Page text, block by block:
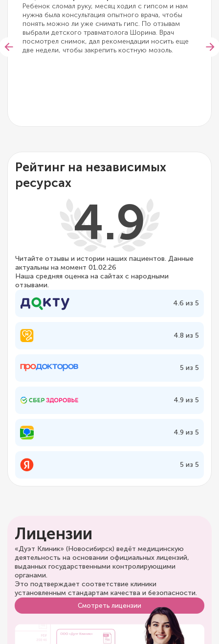
Ребенок сломал руку, месяц ходил с гипсом и нам
нужна была консультация опытного врача, чтобы
понять можно ли уже снимать гипс. По отзывам
выбрали детского травматолога Шорина. Врач
посмотрел снимок, дал рекомендации носить еще
две недели, чтобы закрепить костную мозоль.
Рейтинг на независимых
ресурсах
4.9
Читайте отзывы и истории наших пациентов. Данные
актуальны на момент 01.02.26
Наша средняя оценка на сайтах с народными
отзывами.
4.6 из 5
4.8 из 5
5 из 5
4.9 из 5
4.9 из 5
5 из 5
Лицензии
«Дуэт Клиник» (Новосибирск) ведёт медицинскую
деятельность на основании официальных лицензий,
выданных государственными контролирующими
органами.
Это подтверждает соответствие клиники
установленным стандартам качества и безопасности.
Смотреть лицензии